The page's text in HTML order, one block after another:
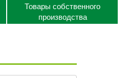
Товары собственного
производства